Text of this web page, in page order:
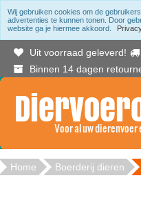
Gratis bezorging binnen
Uit voorraad geleverd!
Binnen 14 dagen
Home Boerderij dieren
Wij gebruiken cookies om de
advertenties te kunnen tonen. Door
website ga je hiermee akkoord.